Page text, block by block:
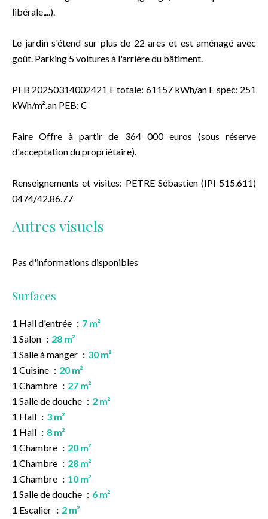
libérale,...).
Le jardin s'étend sur plus de 22 ares et est aménagé avec
goût. Parking 5 voitures à l'arrière du bâtiment.
PEB 20250314002421 E totale: 61157 kWh/an E spec: 251
kWh/m².an PEB: C
Faire Offre à partir de 364 000 euros (sous réserve
d'acceptation du propriétaire).
Renseignements et visites: PETRE Sébastien (IPI 515.611)
0474/42.86.77
Autres visuels
Pas d'informations disponibles
Surfaces
1 Hall d'entrée
7 m²
1 Salon
28 m²
1 Salle à manger
30 m²
1 Cuisine
20 m²
1 Chambre
27 m²
1 Salle de douche
2 m²
1 Hall
3 m²
1 Hall
8 m²
1 Chambre
20 m²
1 Chambre
28 m²
1 Chambre
10 m²
1 Salle de douche
6 m²
1 Escalier
2 m²